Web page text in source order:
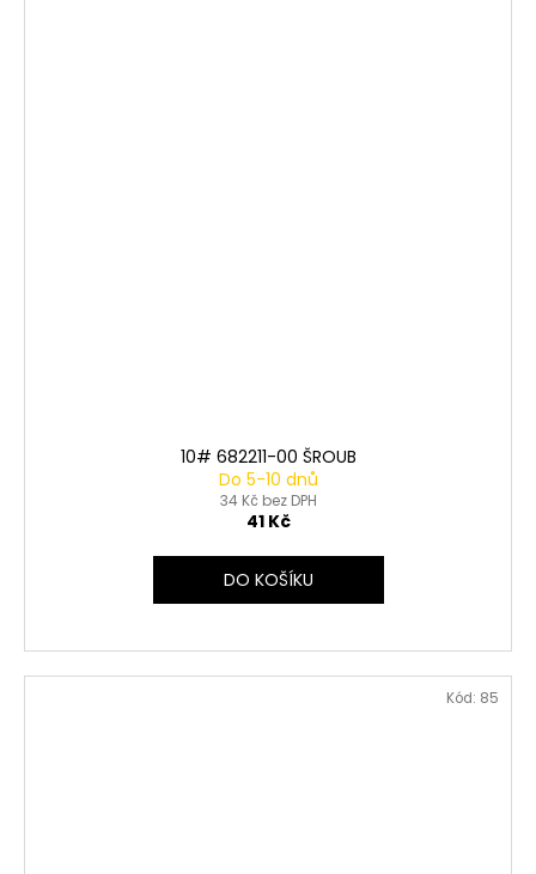
10# 682211-00 ŠROUB
Do 5-10 dnů
34 Kč bez DPH
41 Kč
DO KOŠÍKU
Kód: 85